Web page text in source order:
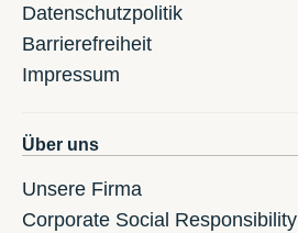
Datenschutzpolitik
Barrierefreiheit
Impressum
Über uns
Unsere Firma
Corporate Social Responsibility